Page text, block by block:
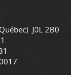
J0L 2B0